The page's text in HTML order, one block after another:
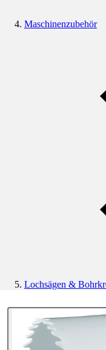
Maschinenzubehör
Lochsägen &